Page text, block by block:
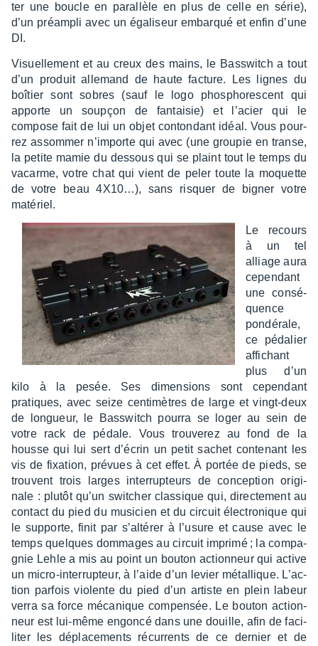
ter une boucle en paral­lèle en plus de celle en série),
d’un préam­pli avec un égali­seur embarqué et enfin d’une
DI.
Visuel­le­ment et au creux des mains, le Bass­witch a tout
d’un produit alle­mand de haute facture. Les lignes du
boîtier sont sobres (sauf le logo phos­pho­res­cent qui
apporte un soupçon de fantai­sie) et l’acier qui le
compose fait de lui un objet conton­dant idéal. Vous pour­
rez assom­mer n’im­porte qui avec (une grou­pie en transe,
la petite mamie du dessous qui se plaint tout le temps du
vacarme, votre chat qui vient de peler toute la moquette
de votre beau 4X10…), sans risquer de bigner votre
maté­riel.
Le recours
à un tel
alliage aura
cepen­dant
une consé­
quence
pondé­rale,
ce péda­lier
affi­chant
plus d’un
kilo à la pesée. Ses dimen­sions sont cepen­dant
pratiques, avec seize centi­mètres de large et vingt-deux
de longueur, le Bass­witch pourra se loger au sein de
votre rack de pédale. Vous trou­ve­rez au fond de la
housse qui lui sert d’écrin un petit sachet conte­nant les
vis de fixa­tion, prévues à cet effet. À portée de pieds, se
trouvent trois larges inter­rup­teurs de concep­tion origi­
nale : plutôt qu’un swit­cher clas­sique qui, direc­te­ment au
contact du pied du musi­cien et du circuit élec­tro­nique qui
le supporte, finit par s’al­té­rer à l’usure et cause avec le
temps quelques dommages au circuit imprimé ; la compa­
gnie Lehle a mis au point un bouton action­neur qui active
un micro-inter­rup­teur, à l’aide d’un levier métal­lique. L’ac­
tion parfois violente du pied d’un artiste en plein labeur
verra sa force méca­nique compen­sée. Le bouton action­
neur est lui-même engoncé dans une douille, afin de faci­
li­ter les dépla­ce­ments récur­rents de ce dernier et de